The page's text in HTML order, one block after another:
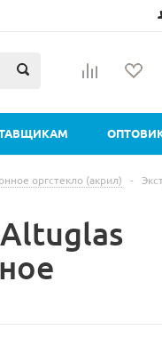
оргстекло (акрил) -